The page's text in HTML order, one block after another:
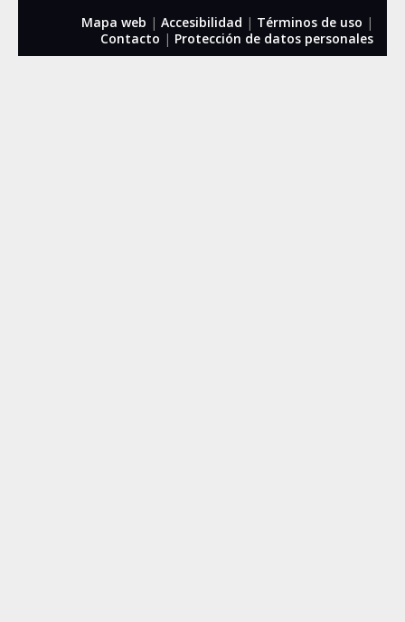
Mapa web | Accesibilidad | Términos de uso |
Contacto | Protección de datos personales